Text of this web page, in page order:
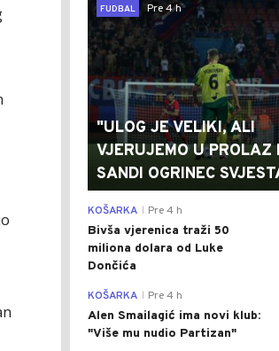
FUDBAL
Pre 4 h
"ULOG JE VELIKI, ALI
VJERUJEMO U
SANDI OGRINEC
KOŠARKA Pre 4 h
Bivša vjerenica traži 50
miliona dolara od Luke
Dončića
KOŠARKA Pre 4 h
Alen Smailagić ima novi klub:
"Više mu nudio Partizan"